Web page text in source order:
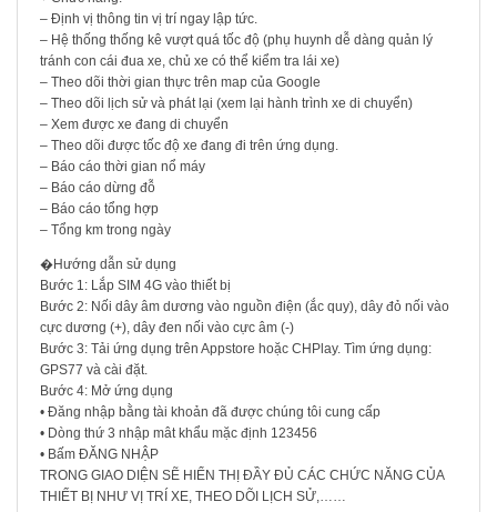
– Định vị thông tin vị trí ngay lập tức.
– Hệ thống thống kê vượt quá tốc độ (phụ huynh dễ dàng quản lý
tránh con cái đua xe, chủ xe có thể kiểm tra lái xe)
– Theo dõi thời gian thực trên map của Google
– Theo dõi lịch sử và phát lại (xem lại hành trình xe di chuyển)
– Xem được xe đang di chuyển
– Theo dõi được tốc độ xe đang đi trên ứng dụng.
– Báo cáo thời gian nổ máy
– Báo cáo dừng đỗ
– Báo cáo tổng hợp
– Tổng km trong ngày
�Hướng dẫn sử dụng
Bước 1: Lắp SIM 4G vào thiết bị
Bước 2: Nối dây âm dương vào nguồn điện (ắc quy), dây đỏ nối vào
cực dương (+), dây đen nối vào cực âm (-)
Bước 3: Tải ứng dụng trên Appstore hoặc CHPlay. Tìm ứng dụng:
GPS77 và cài đặt.
Bước 4: Mở ứng dụng
• Đăng nhập bằng tài khoản đã được chúng tôi cung cấp
• Dòng thứ 3 nhập mât khẩu mặc định 123456
• Bấm ĐĂNG NHẬP
TRONG GIAO DIỆN SẼ HIỂN THỊ ĐẦY ĐỦ CÁC CHỨC NĂNG CỦA
THIẾT BỊ NHƯ VỊ TRÍ XE, THEO DÕI LỊCH SỬ,……